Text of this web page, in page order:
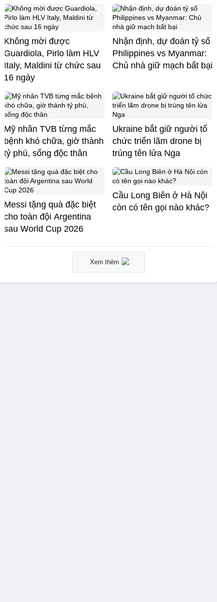
Không mời được
Guardiola, Pirlo làm HLV
Italy, Maldini từ chức sau
16 ngày
Nhận định, dự đoán tỷ số
Philippines vs Myanmar:
Chủ nhà giữ mạch bất bại
Mỹ nhân TVB từng mắc
bệnh khó chữa, giờ thành
tỷ phú, sống độc thân
Ukraine bắt giữ người tổ
chức triển lãm drone bị
trúng tên lửa Nga
Messi tặng quà đặc biệt
cho toàn đội Argentina
sau World Cup 2026
Cầu Long Biên ở Hà Nội
còn có tên gọi nào khác?
Xem thêm